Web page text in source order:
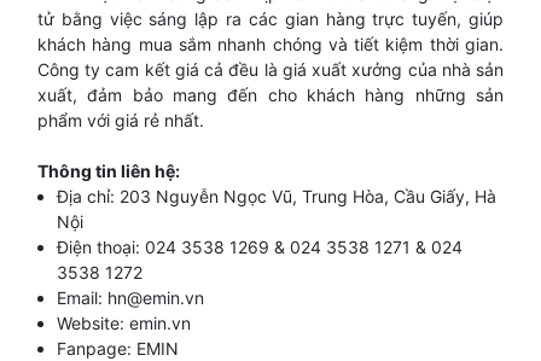
tử bằng việc sáng lập ra các gian hàng trực tuyến, giúp
khách hàng mua sắm nhanh chóng và tiết kiệm thời gian.
Công ty cam kết giá cả đều là giá xuất xưởng của nhà sản
xuất, đảm bảo mang đến cho khách hàng những sản
phẩm với giá rẻ nhất.
Thông tin liên hệ:
Địa chỉ: 203 Nguyễn Ngọc Vũ, Trung Hòa, Cầu Giấy, Hà
Nội
Điện thoại: 024 3538 1269 & 024 3538 1271 & 024
3538 1272
Email: hn@emin.vn
Website: emin.vn
Fanpage: EMIN